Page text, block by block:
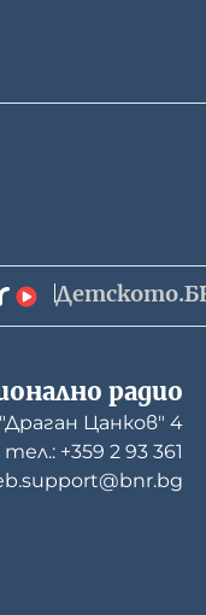
радио
Цанков" 4
тел.: +359 2 93 361